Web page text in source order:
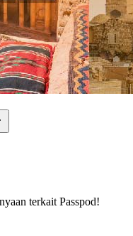
terkait Passpod!